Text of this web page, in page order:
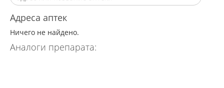
Адреса аптек
Ничего не найдено.
Аналоги препарата: